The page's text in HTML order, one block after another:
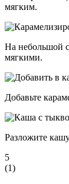
мягким.
На небольшой
мягкими.
Добавьте
Разложите
5
(1)